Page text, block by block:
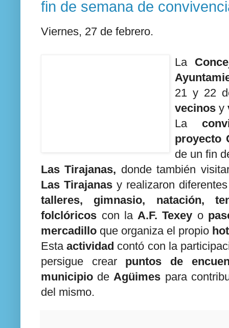
fin de semana de
Viernes, 27 de febrero.
La
21 y 22
vecinos y
La
proyecto
de un fin
Las Tirajanas, donde también
Las Tirajanasy realizaron
talleres, gimnasio, natación,
folclóricos con la A.F. Texey o
mercadillo que organiza el propio
Estaactividad contó con la
persigue crear puntos de
municipio de Agüimes para
del mismo.